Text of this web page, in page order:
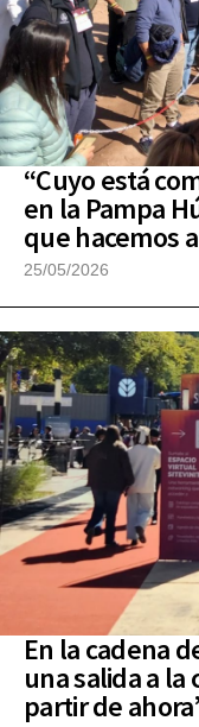
“Cuyo está
en la Pampa
que hacemos
25/05/2026
En la cadena
una salida a la
partir de